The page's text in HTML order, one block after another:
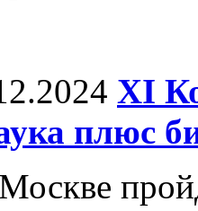
ХI
плюс